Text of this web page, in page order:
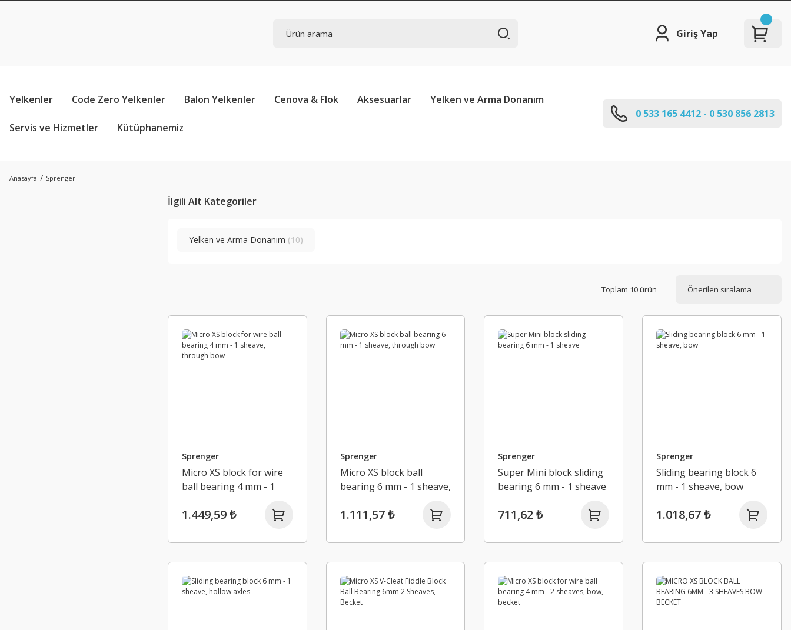
Giriş Yap
Yelkenler Code Zero Yelkenler Balon Yelkenler Cenova & Flok Aksesuarlar Yelken ve Arma Donanım
Servis ve Hizmetler Kütüphanemiz
0 533 165 4412 - 0 530 856 2813
Anasayfa Sprenger
İlgili Alt Kategoriler
Yelken ve Arma Donanım (10)
Toplam 10 ürün
Sprenger
Micro XS block for wire
ball bearing 4 mm - 1
1.449,59 ₺
Sprenger
Micro XS block ball
bearing 6 mm - 1 sheave,
1.111,57 ₺
Sprenger
Super Mini block sliding
bearing 6 mm - 1 sheave
711,62 ₺
Sprenger
Sliding bearing block 6
mm - 1 sheave, bow
1.018,67 ₺